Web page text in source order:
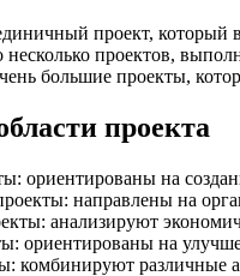
проект, который
несколько проектов,
большие проекты,
проекта
ориентированы на
направлены на
анализируют
ориентированы на
комбинируют различные